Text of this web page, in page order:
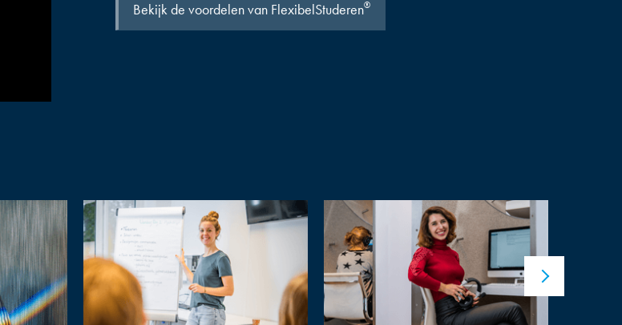
Bekijk de voordelen van FlexibelStuderen®
Next